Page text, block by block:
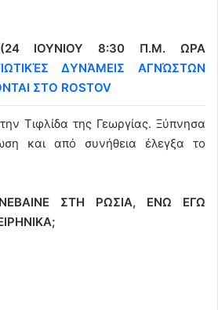
ΙΟΥΝΙΟΥ 8:30 Π.Μ. ΩΡΑ
ΔΥΝΆΜΕΙΣ ΑΓΝΏΣΤΩΝ
ΣΤΟ ROSTOV
Τιφλίδα της Γεωργίας. Ξύπνησα
και από συνήθεια έλεγξα το
ΣΤΗ ΡΩΣΙΑ, ΕΝΩ ΕΓΩ